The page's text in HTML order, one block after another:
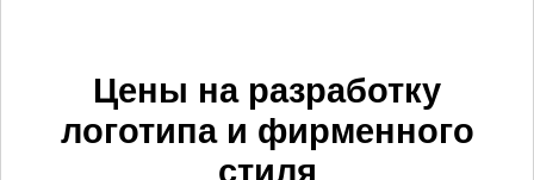
Цены на разработку
логотипа и фирменного
стиля